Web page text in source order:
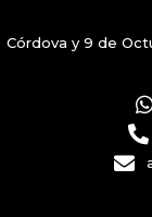
Córdova y 9 de